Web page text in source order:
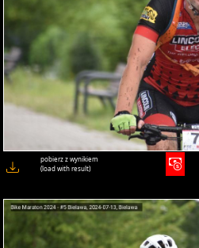
pobierz z wynikiem
(load with result)